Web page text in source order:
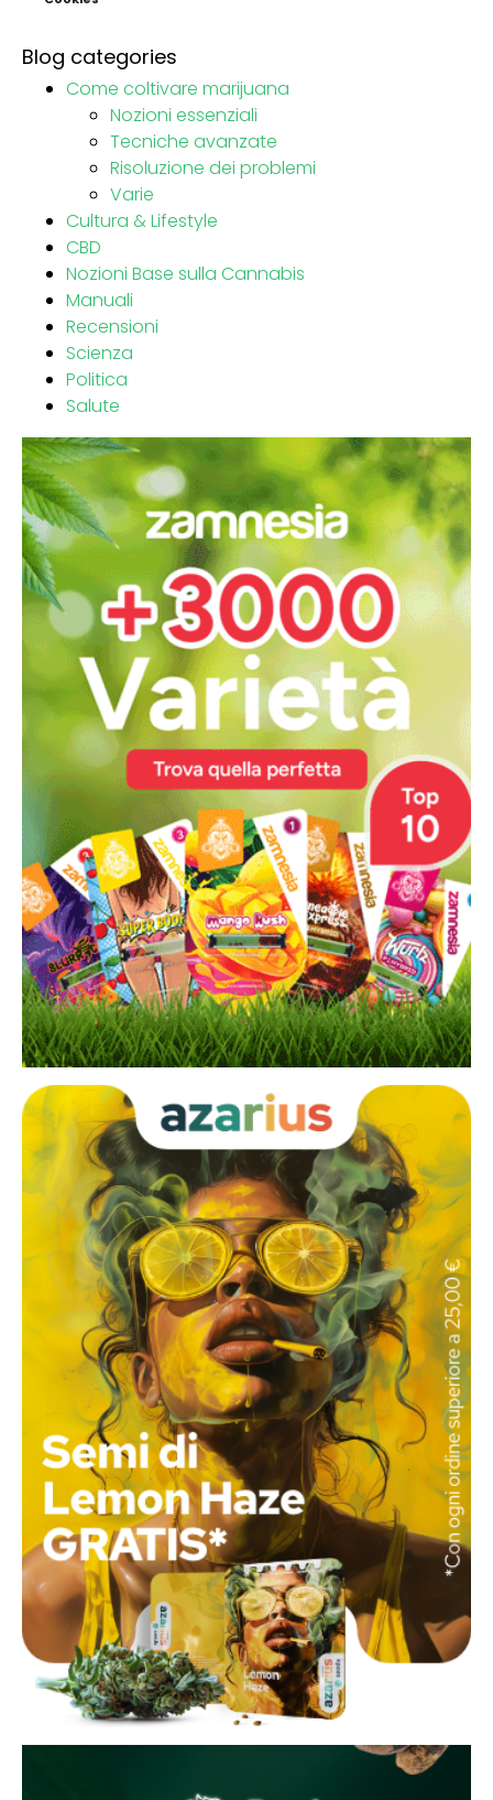
Blog categories
Come coltivare marijuana
Nozioni essenziali
Tecniche avanzate
Risoluzione dei problemi
Varie
Cultura & Lifestyle
CBD
Nozioni Base sulla Cannabis
Manuali
Recensioni
Scienza
Politica
Salute